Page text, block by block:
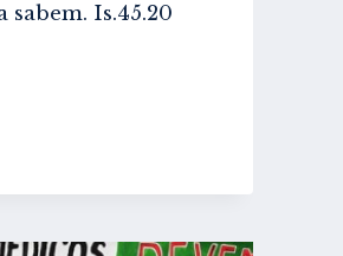
sabem. Is.45.20